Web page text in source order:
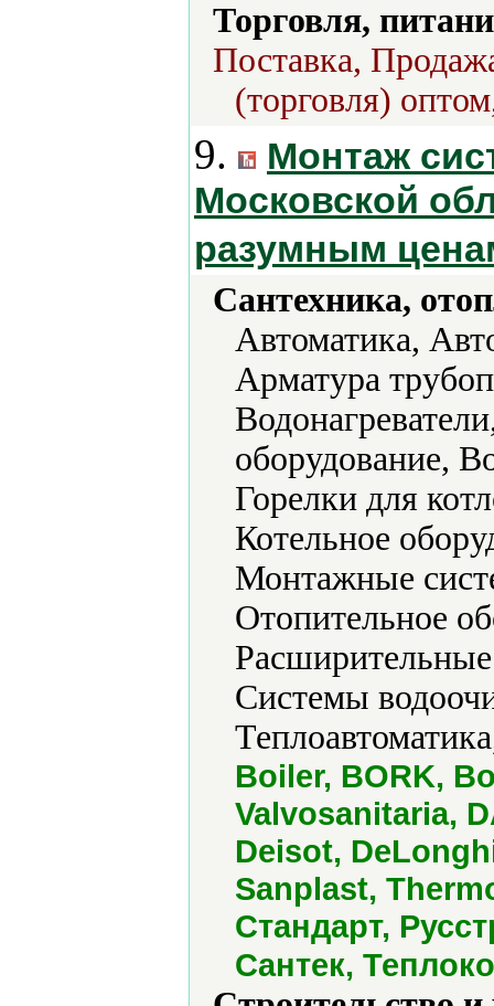
Торговля,
Поставка,
(торговля)
9.
Монтаж
Московской
разумным
Сантехника,
Автоматика,
Арматура
оборудование,
Горелки для
Котельное
Монтажные
Отопительное
Системы
Boiler, BORK,
Valvosanitaria,
Deisot,
Sanplast,
Стандарт,
Сантек,